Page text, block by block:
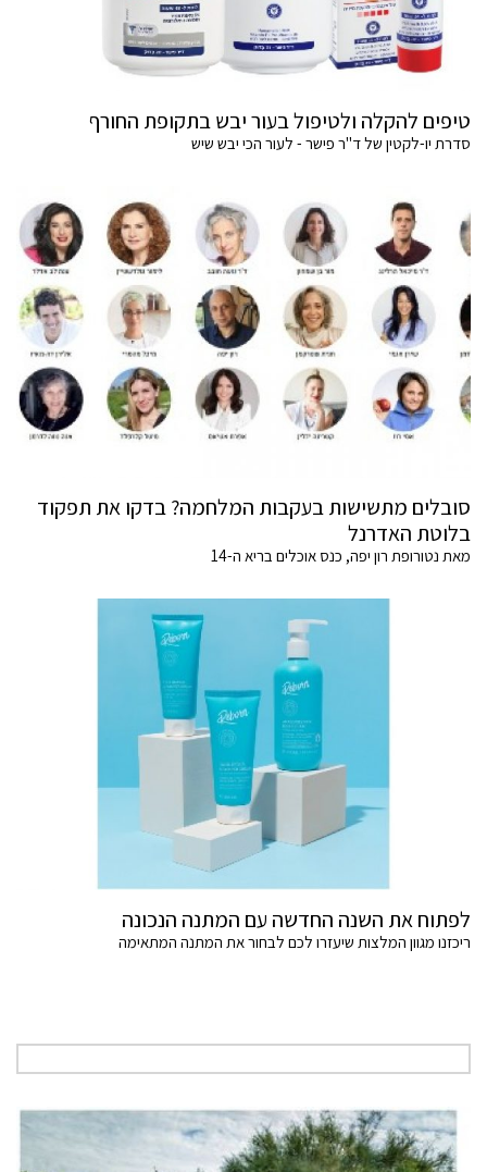
טיפים להקלה ולטיפול בעור יבש בתקופת החורף
סדרת יו-לקטין של ד"ר פישר - לעור הכי יבש שיש
סובלים מתשישות בעקבות המלחמה? בדקו את תפקוד
בלוטת האדרנל
מאת נטורופת רון יפה, כנס אוכלים בריא ה-14
לפתוח את השנה החדשה עם המתנה הנכונה
ריכזנו מגוון המלצות שיעזרו לכם לבחור את המתנה המתאימה